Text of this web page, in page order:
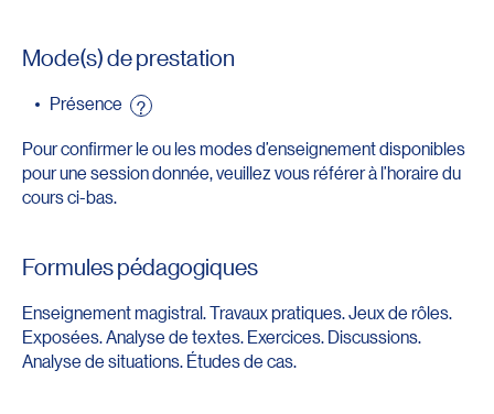
Mode(s) de prestation
Présence
?
Pour confirmer le ou les modes d’enseignement disponibles
pour une session donnée, veuillez vous référer à l’horaire du
cours ci-bas.
Formules pédagogiques
Enseignement magistral. Travaux pratiques. Jeux de rôles.
Exposées. Analyse de textes. Exercices. Discussions.
Analyse de situations. Études de cas.